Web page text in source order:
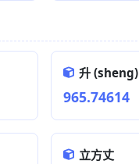
升 (sheng)
965.74614
立方丈